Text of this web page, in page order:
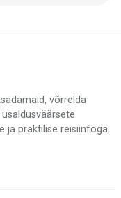
võrrelda
ja praktilise reisiinfoga.